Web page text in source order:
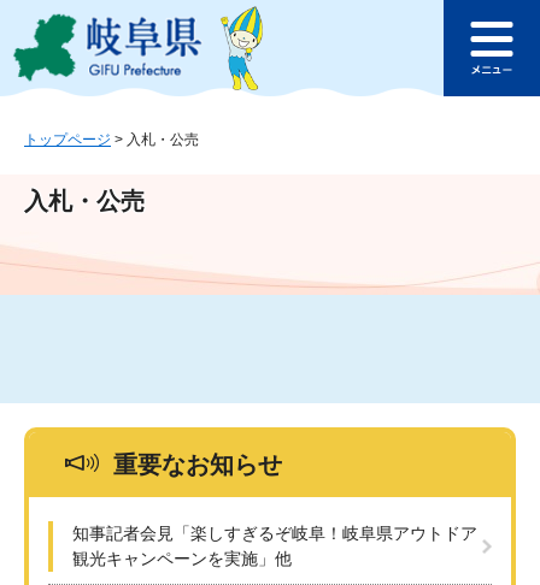
ジ
ュ
文
このページの本文へ
ュ
トップページ > 入札・公売
入札・公売
重要なお知らせ
知事記者会見「楽しすぎるぞ岐阜！岐阜県アウトドア
観光キャンペーンを実施」他